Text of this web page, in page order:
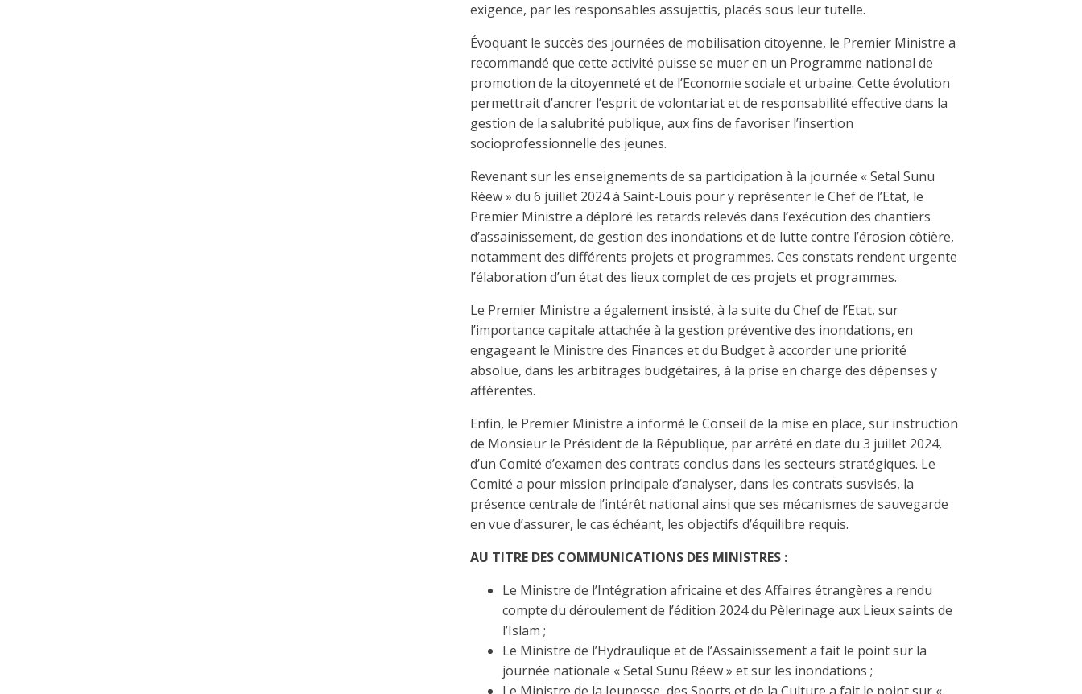
exigence, par les responsables assujettis, placés sous leur tutelle.
Évoquant le succès des journées de mobilisation citoyenne, le Premier Ministre a
recommandé que cette activité puisse se muer en un Programme national de
promotion de la citoyenneté et de l’Economie sociale et urbaine. Cette évolution
permettrait d’ancrer l’esprit de volontariat et de responsabilité effective dans la
gestion de la salubrité publique, aux fins de favoriser l’insertion
socioprofessionnelle des jeunes.
Revenant sur les enseignements de sa participation à la journée « Setal Sunu
Réew » du 6 juillet 2024 à Saint-Louis pour y représenter le Chef de l’Etat, le
Premier Ministre a déploré les retards relevés dans l’exécution des chantiers
d’assainissement, de gestion des inondations et de lutte contre l’érosion côtière,
notamment des différents projets et programmes. Ces constats rendent urgente
l’élaboration d’un état des lieux complet de ces projets et programmes.
Le Premier Ministre a également insisté, à la suite du Chef de l’Etat, sur
l’importance capitale attachée à la gestion préventive des inondations, en
engageant le Ministre des Finances et du Budget à accorder une priorité
absolue, dans les arbitrages budgétaires, à la prise en charge des dépenses y
afférentes.
Enfin, le Premier Ministre a informé le Conseil de la mise en place, sur instruction
de Monsieur le Président de la République, par arrêté en date du 3 juillet 2024,
d’un Comité d’examen des contrats conclus dans les secteurs stratégiques. Le
Comité a pour mission principale d’analyser, dans les contrats susvisés, la
présence centrale de l’intérêt national ainsi que ses mécanismes de sauvegarde
en vue d’assurer, le cas échéant, les objectifs d’équilibre requis.
AU TITRE DES COMMUNICATIONS DES MINISTRES :
Le Ministre de l’Intégration africaine et des Affaires étrangères a rendu
compte du déroulement de l’édition 2024 du Pèlerinage aux Lieux saints de
l’Islam ;
Le Ministre de l’Hydraulique et de l’Assainissement a fait le point sur la
journée nationale « Setal Sunu Réew » et sur les inondations ;